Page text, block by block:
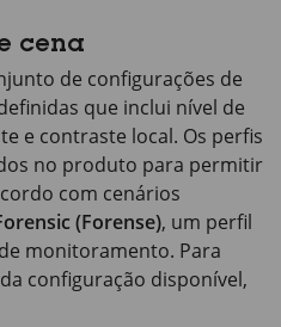
cena
de configurações de
que inclui nível de
e contraste local. Os perfis
no produto para permitir
com cenários
(Forense), um perfil
monitoramento. Para
configuração disponível,